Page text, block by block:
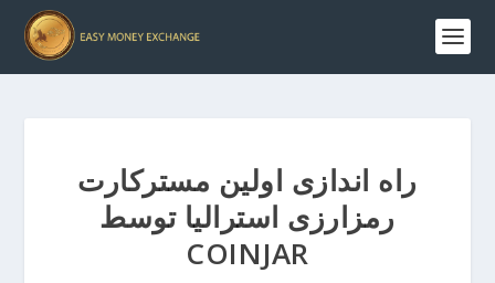
راه اندازی اولین مسترکارت
رمزارزی استرالیا توسط
COINJAR